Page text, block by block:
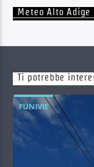
Meteo Alto Adige
Ti potrebbe
FUNIVIE